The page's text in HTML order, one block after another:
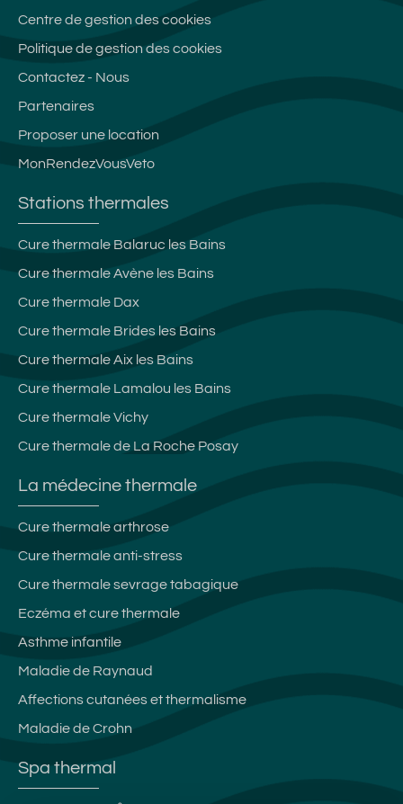
Centre de gestion des cookies
Politique de gestion des cookies
Contactez - Nous
Partenaires
Proposer une location
MonRendezVousVeto
Stations thermales
Cure thermale Balaruc les Bains
Cure thermale Avène les Bains
Cure thermale Dax
Cure thermale Brides les Bains
Cure thermale Aix les Bains
Cure thermale Lamalou les Bains
Cure thermale Vichy
Cure thermale de La Roche Posay
La médecine thermale
Cure thermale arthrose
Cure thermale anti-stress
Cure thermale sevrage tabagique
Eczéma et cure thermale
Asthme infantile
Maladie de Raynaud
Affections cutanées et thermalisme
Maladie de Crohn
Spa thermal